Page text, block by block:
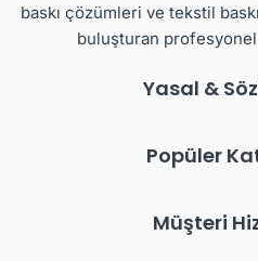
baskı çözümleri ve tekstil
buluşturan profesyonel
Yasal &
Popüler
Müşteri